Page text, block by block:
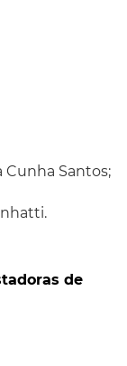
Cunha Santos;
de